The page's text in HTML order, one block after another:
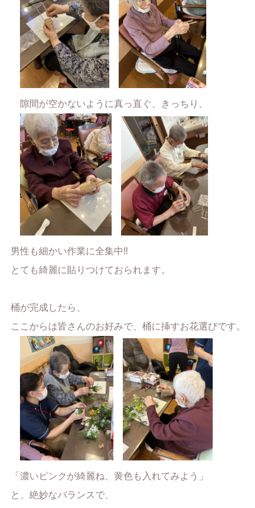
隙間が空かないように真っ直ぐ、きっちり、
男性も細かい作業に全集中‼
とても綺麗に貼りつけておられます。
桶が完成したら、
ここからは皆さんのお好みで、桶に挿すお花選びです。
「濃いピンクが綺麗ね、黄色も入れてみよう」
と、絶妙なバランスで、